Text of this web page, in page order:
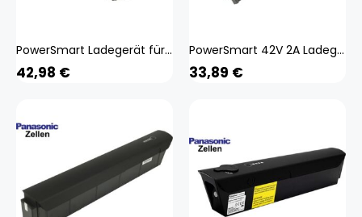
PowerSmart Ladegerät für 48V eBike Akku 3 PINS XLR-Stecker
42,98 €
PowerSmart 42V 2A Ladegerät für 36V eBike Akku SANS SSLC08
33,89 €